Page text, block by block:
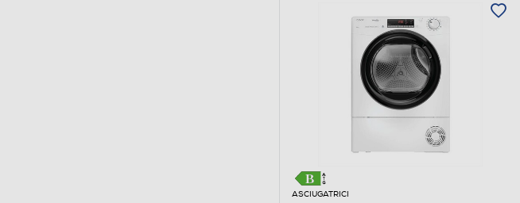
ASCIUGATRICI